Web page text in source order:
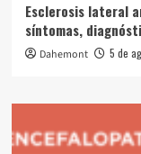
Esclerosis lateral
síntomas,
Dahemont 5 de